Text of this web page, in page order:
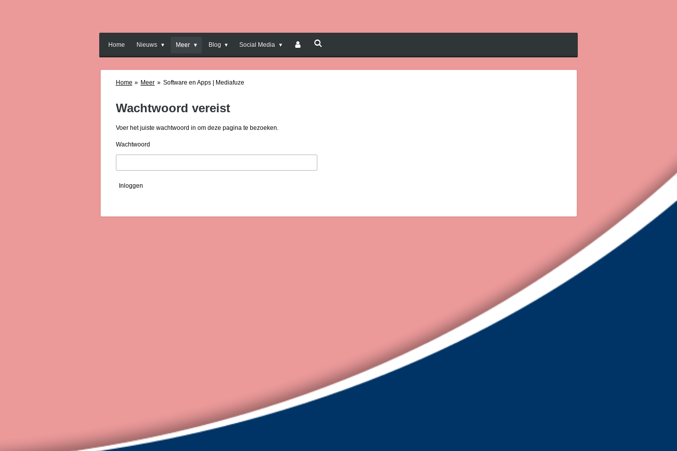
Home Nieuws Meer Blog Social Media
Home » Meer » Software en Apps | Mediafuze
Wachtwoord vereist
Voer het juiste wachtwoord in om deze pagina te bezoeken.
Wachtwoord
Inloggen